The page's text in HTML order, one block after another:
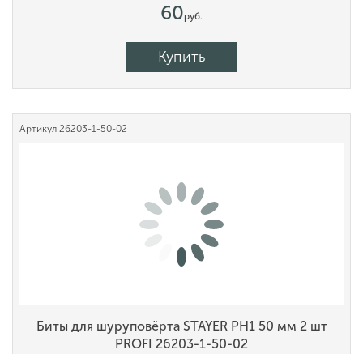
60руб.
Купить
Артикул 26203-1-50-02
Биты для шуруповёрта STAYER PH1 50 мм 2 шт
PROFI 26203-1-50-02